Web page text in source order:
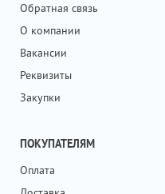
Обратная связь
О компании
Вакансии
Реквизиты
Закупки
ПОКУПАТЕЛЯМ
Оплата